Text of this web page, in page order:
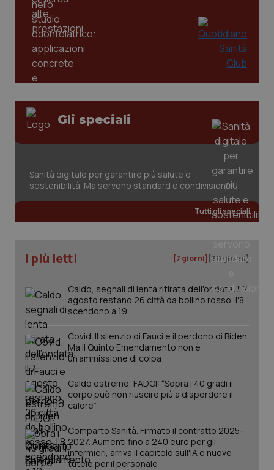
Gli speciali
Sanità digitale per garantire più salute e
sostenibilità. Ma servono standard e condivisione
Tutti gli speciali
I più letti [7 giorni] [30 giorni]
Caldo, segnali di lenta ritirata dell'ondata: il 7
agosto restano 26 città da bollino rosso, l'8
scendono a 19
Covid. Il silenzio di Fauci e il perdono di Biden.
Ma il Quinto Emendamento non è
un’ammissione di colpa
Caldo estremo, FADOI: “Sopra i 40 gradi il
corpo può non riuscire più a disperdere il
calore”
Comparto Sanità. Firmato il contratto 2025-
2027. Aumenti fino a 240 euro per gli
infermieri, arriva il capitolo sull'IA e nuove
tutele per il personale
tracking-enable
www.quotidianosanita.it
www.quotidianosanita.it
2